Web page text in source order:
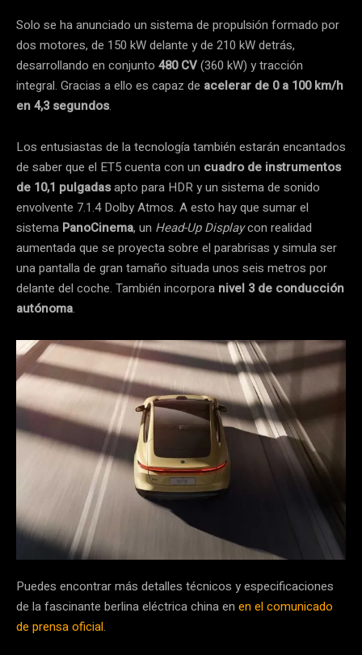
Solo se ha anunciado un sistema de propulsión formado por
dos motores, de 150 kW delante y de 210 kW detrás,
desarrollando en conjunto 480 CV(360 kW) y tracción
integral. Gracias a ello es capaz de acelerar de 0 a 100 km/h
en 4,3 segundos.
Los entusiastas de la tecnología también estarán encantados
de saber que el ET5 cuenta con un cuadro de instrumentos
de 10,1 pulgadasapto para HDR y un sistema de sonido
envolvente 7.1.4 Dolby Atmos. A esto hay que sumar el
sistema PanoCinema, un Head-Up Displaycon realidad
aumentada que se proyecta sobre el parabrisas y simula ser
una pantalla de gran tamaño situada unos seis metros por
delante del coche. También incorpora nivel 3 de conducción
autónoma.
Puedes encontrar más detalles técnicos y especificaciones
de la fascinante berlina eléctrica china en en el comunicado
de prensa oficial.